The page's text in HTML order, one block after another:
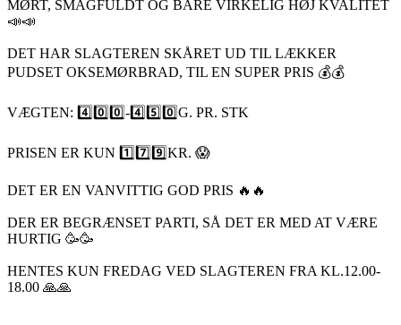
MØRT, SMAGFULDT OG BARE VIRKELIG HØJ KVALITET
📣📣
DET HAR SLAGTEREN SKÅRET UD TIL LÆKKER
PUDSET OKSEMØRBRAD, TIL EN SUPER PRIS 💰💰
VÆGTEN: 4️⃣0️⃣0️⃣-4️⃣5️⃣0️⃣G. PR. STK
PRISEN ER KUN 1️⃣7️⃣9️⃣KR. 😱
DET ER EN VANVITTIG GOD PRIS 🔥🔥
DER ER BEGRÆNSET PARTI, SÅ DET ER MED AT VÆRE
HURTIG 🥳🥳
HENTES KUN FREDAG VED SLAGTEREN FRA KL.12.00-
18.00 🙏🙏